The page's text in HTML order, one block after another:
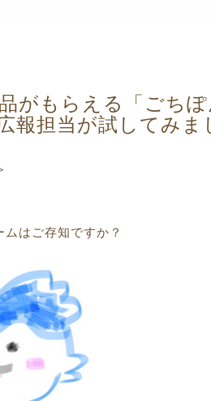
がもらえる「ごちぽ
報担当が試してみま
はご存知ですか？